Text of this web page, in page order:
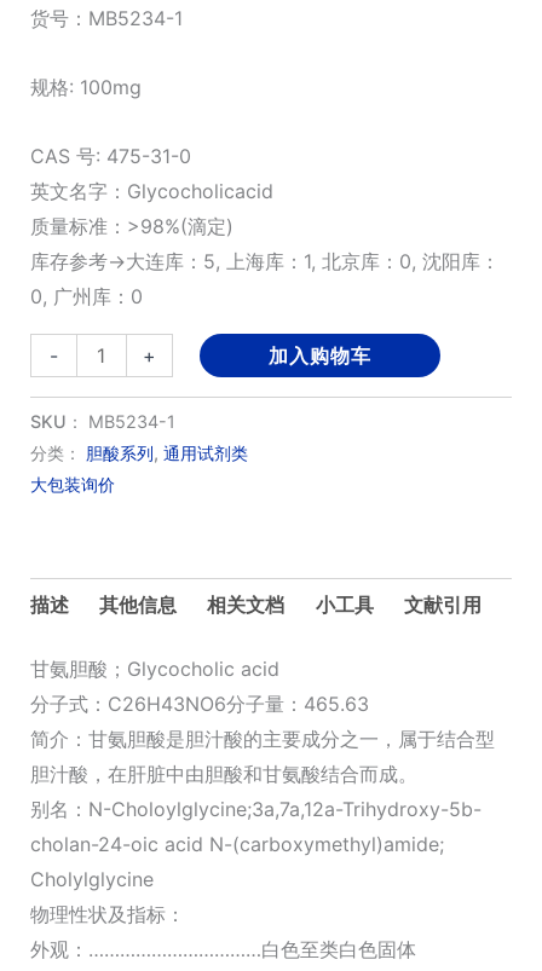
货号： MB5234-1
规格: 100mg
CAS 号: 475-31-0
英文名字：Glycocholicacid
质量标准：>98%(滴定)
库存参考→大连库：5, 上海库：1, 北京库：0, 沈阳库：
0, 广州库：0
-
氨
胆
酸
数
+ 加入购物车
SKU： MB5234-1
分类： 胆酸系列 , 通用试剂类
大包装询价
描述 其他信息 相关文档 小工具 文献引用
甘氨胆酸；Glycocholic acid
分子式：C26H43NO6分子量：465.63
简介：甘氨胆酸是胆汁酸的主要成分之一，属于结合型
胆汁酸，在肝脏中由胆酸和甘氨酸结合而成。
别名：N-Choloylglycine;3a,7a,12a-Trihydroxy-5b-
cholan-24-oic acid N-(carboxymethyl)amide;
Cholylglycine
物理性状及指标：
外观：……………………………白色至类白色固体